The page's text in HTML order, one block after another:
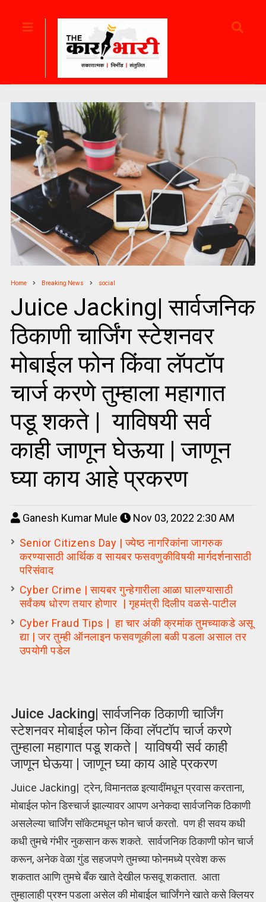
Home Breaking News social
Juice Jacking| सार्वजनिक
ठिकाणी चार्जिंग स्टेशनवर
मोबाईल फोन किंवा लॅपटॉप
चार्ज करणे तुम्हाला महागात
पडू शकते | याविषयी सर्व
काही जाणून घेऊया | जाणून
घ्या काय आहे प्रकरण
Ganesh Kumar Mule
Nov 03, 2022 2:30 AM
Senior Citizens Day | ज्येष्ठ नागरिकांना जागरुक
करण्यासाठी आर्थिक व सायबर फसवणुकीविषयी मार्गदर्शनासाठी
परिसंवाद
Cyber Crime | सायबर गुन्हेगारीला आळा घालण्यासाठी
सर्वंकष धोरण तयार होणार | गृहमंत्री दिलीप वळसे-पाटील
Cyber Fraud Tips | हा चार अंकी क्रमांक तुमच्याकडे असू
द्या | जर तुम्ही ऑनलाइन फसवणूकीला बळी पडला असाल तर
उपयोगी पडेल
Juice Jacking| सार्वजनिक ठिकाणी चार्जिंग
स्टेशनवर मोबाईल फोन किंवा लॅपटॉप चार्ज करणे
तुम्हाला महागात पडू शकते | याविषयी सर्व काही
जाणून घेऊया | जाणून घ्या काय आहे प्रकरण
Juice Jacking| ट्रेन, विमानतळ इत्यादींमधून प्रवास करताना,
मोबाईल फोन डिस्चार्ज झाल्यावर आपण अनेकदा सार्वजनिक ठिकाणी
असलेल्या चार्जिंग सॉकेटमधून फोन चार्ज करतो. पण ही सवय कधी
कधी तुमचे गंभीर नुकसान करू शकते. सार्वजनिक ठिकाणी फोन चार्ज
करून, अनेक वेळा गुंड सहजपणे तुमच्या फोनमध्ये प्रवेश करू
शकतात आणि तुमचे बँक खाते देखील फसवू शकतात. आता
तुम्हालाही प्रश्न पडला असेल की मोबाईल चार्जिंगने खाते कसे क्लियर